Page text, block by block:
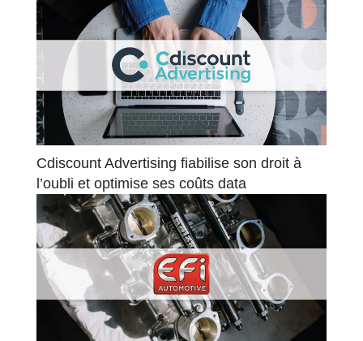
Cdiscount Advertising fiabilise son droit à
l’oubli et optimise ses coûts data